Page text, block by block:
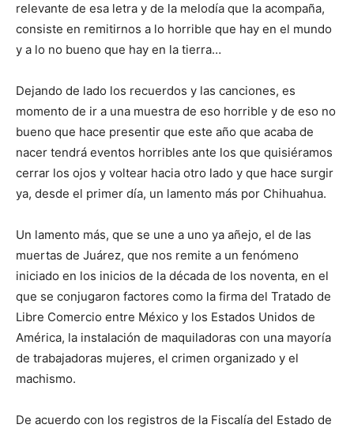
relevante de esa letra y de la melodía que la acompaña,
consiste en remitirnos a lo horrible que hay en el mundo
y a lo no bueno que hay en la tierra…
Dejando de lado los recuerdos y las canciones, es
momento de ir a una muestra de eso horrible y de eso no
bueno que hace presentir que este año que acaba de
nacer tendrá eventos horribles ante los que quisiéramos
cerrar los ojos y voltear hacia otro lado y que hace surgir
ya, desde el primer día, un lamento más por Chihuahua.
Un lamento más, que se une a uno ya añejo, el de las
muertas de Juárez, que nos remite a un fenómeno
iniciado en los inicios de la década de los noventa, en el
que se conjugaron factores como la firma del Tratado de
Libre Comercio entre México y los Estados Unidos de
América, la instalación de maquiladoras con una mayoría
de trabajadoras mujeres, el crimen organizado y el
machismo.
De acuerdo con los registros de la Fiscalía del Estado de